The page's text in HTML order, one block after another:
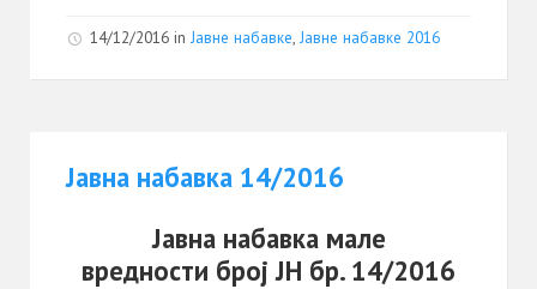
14/12/2016 in Јавне набавке, Јавне набавке 2016
Јавна набавка 14/2016
Јавна набавка мале
вредности број ЈН бр. 14/2016